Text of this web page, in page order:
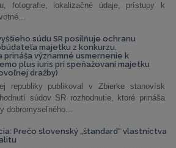
fotografie, lokalizačné údaje, prístupy k
súdu SR posilňuje ochranu
majetku z konkurzu.
prináša významné usmernenie k
plus iuris pri speňažovaní majetku
dražby)
republiky publikoval v Zbierke stanovísk
súdov SR rozhodnutie, ktoré prináša
dobromyseľného...
Prečo slovenský „štandard“ vlastníctva